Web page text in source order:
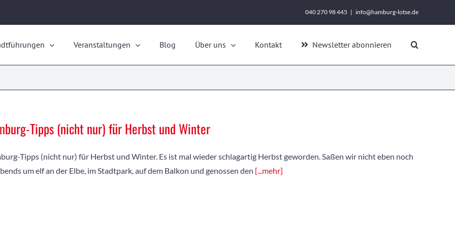
040 270 98 445 | info@hamburg-lotse.de
Veranstaltungen Blog Über uns Kontakt Newsletter abonnieren
Tipps (nicht nur) für Herbst und Winter
Tipps (nicht nur) für Herbst und Winter. Es ist mal wieder schlagartig Herbst geworden. Saßen wir nicht eben noch
um elf an der Elbe, im Stadtpark, auf dem Balkon und genossen den [...mehr]